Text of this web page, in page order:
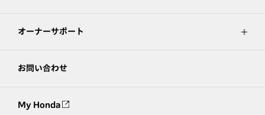
オーナーサポート
お問い合わせ
My Honda